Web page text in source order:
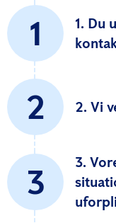
1
1. Du
2 2. Vi
3
3.